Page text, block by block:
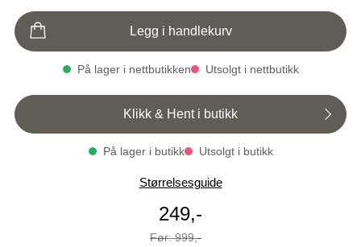
Vendela kjoleTilbudspris
249,-
Før 999,-
Legg i handlekurv
På lager i nettbutikken Utsolgt i nettbutikk
Klikk & Hent i butikk
På lager i butikk Utsolgt i butikk
Størrelsesguide